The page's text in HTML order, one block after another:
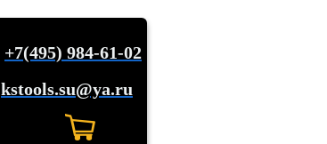
+7(495) 984-61-02
kstools.su@ya.ru